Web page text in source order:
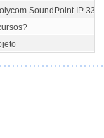
SoundPoint IP 330